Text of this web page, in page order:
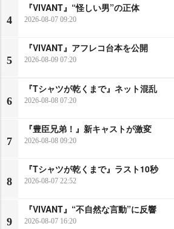
4
『VIVANT』“怪しい男”の正体
2026-08-07 09:20
5
『VIVANT』アフレコ台本を公開
2026-08-09 07:20
6
『Tシャツが乾くまで』ネット混乱
2026-08-08 07:20
7
『豊臣兄弟！』新キャストが激変
2026-08-08 09:20
8
『Tシャツが乾くまで』ラスト10秒
2026-08-07 22:52
9
『VIVANT』“不自然な言動”に反響
2026-08-07 16:20